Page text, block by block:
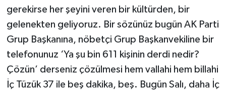
gerekirse her şeyini veren bir kültürden, bir
gelenekten geliyoruz. Bir sözünüz bugün AK Parti
Grup Başkanına, nöbetçi Grup Başkanvekiline bir
telefonunuz ‘Ya şu bin 611 kişinin derdi nedir?
Çözün’ derseniz çözülmesi hem vallahi hem billahi
İç Tüzük 37 ile beş dakika, beş. Bugün Salı, daha İç